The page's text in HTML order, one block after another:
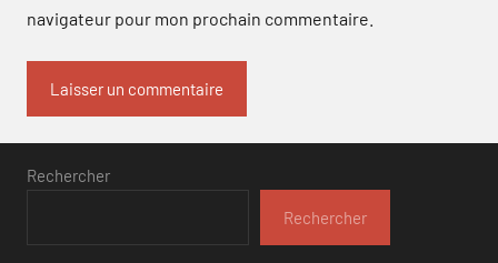
navigateur pour mon prochain commentaire.
Rechercher
Rechercher